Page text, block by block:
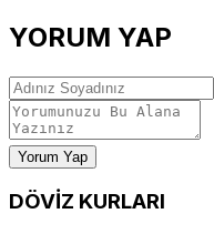
YORUM YAP
Yorum Yap
DÖVİZ KURLARI